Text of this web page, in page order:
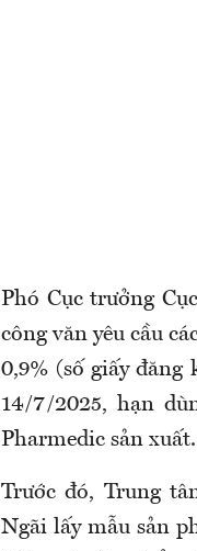
Phó Cục trưởng
công văn yêu cầu
0,9% (số giấy đăng
14/7/2025, hạn
Pharmedic sản xuất.
Trước đó, Trung
Ngãi lấy mẫu sản